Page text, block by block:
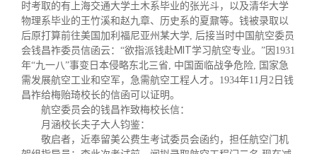
时考取的有上海交通大学土木系毕业的张光斗，以及清华大学
物理系毕业的王竹溪和赵九章、历史系的夏鼐等。钱被录取以
后原打算前往美国加利福尼亚州某大学, 后接当时中国航空委员
会钱昌祚委员信函云：“欲指派钱赴MIT学习航空专业。”因1931
年“九一八”事变日本侵略东北三省, 中国面临战争危险, 国家急
需发展航空工业和空军，急需航空工程人才。1934年11月2日钱
昌祚给梅贻琦校长的信函可以证明。
航空委员会的钱昌祚致梅校长信：
月涵校长夫子大人钧鉴：
敬启者，近奉留美公费生考试委员会函约，担任航空门机